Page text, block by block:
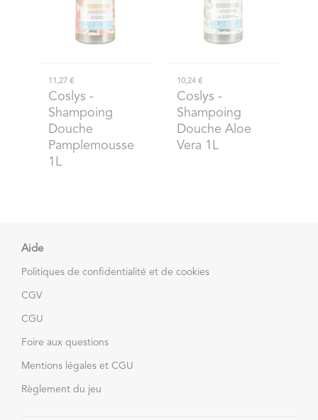
11,27 €
Coslys -
Shampoing
Douche
Pamplemousse
1L
10,24 €
Coslys -
Shampoing
Douche Aloe
Vera 1L
Aide
Politiques de confidentialité et de cookies
CGV
CGU
Foire aux questions
Mentions légales et CGU
Règlement du jeu